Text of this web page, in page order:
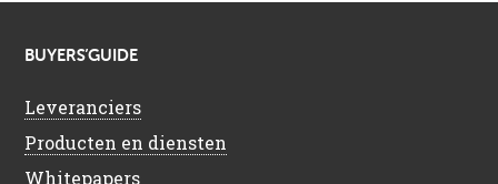
BUYERS’GUIDE
Leveranciers
Producten en diensten
Whitepapers